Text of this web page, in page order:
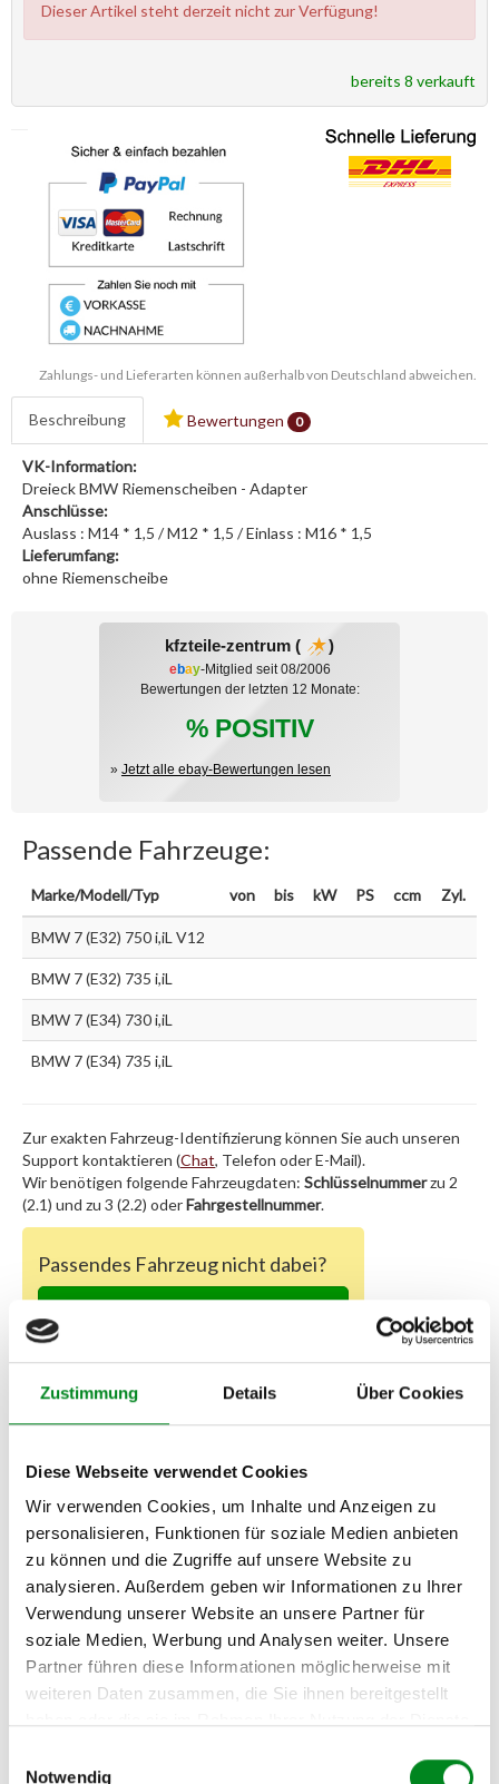
Zustimmung Details Über Cookies
Diese Webseite verwendet Cookies
Wir verwenden Cookies, um Inhalte und Anzeigen zu
personalisieren, Funktionen für soziale Medien anbieten
zu können und die Zugriffe auf unsere Website zu
analysieren. Außerdem geben wir Informationen zu Ihrer
Verwendung unserer Website an unsere Partner für
soziale Medien, Werbung und Analysen weiter. Unsere
Partner führen diese Informationen möglicherweise mit
weiteren Daten zusammen, die Sie ihnen bereitgestellt
Notwendig
Dieser Artikel steht derzeit nicht zur Verfügung!
bereits 8 verkauft
Zahlungs- und Lieferarten können außerhalb von Deutschland abweichen.
Beschreibung Bewertungen 0
VK-Information:
Dreieck BMW Riemenscheiben - Adapter
Anschlüsse:
Auslass : M14 * 1,5 / M12 * 1,5 / Einlass : M16 * 1,5
Lieferumfang:
ohne Riemenscheibe
kfzteile-zentrum ( )
ebay-Mitglied seit 08/2006
Bewertungen der letzten 12 Monate:
% POSITIV
» Jetzt alle ebay-Bewertungen lesen
Passende Fahrzeuge:
Marke/Modell/Typ von bis kW PS ccm Zyl.
BMW 7 (E32) 750 i,iL V12
BMW 7 (E32) 735 i,iL
BMW 7 (E34) 730 i,iL
BMW 7 (E34) 735 i,iL
Zur exakten Fahrzeug-Identifizierung können Sie auch unseren
Support kontaktieren (Chat, Telefon oder E-Mail).
Wir benötigen folgende Fahrzeugdaten: Schlüsselnummerzu 2
(2.1) und zu 3 (2.2) oderFahrgestellnummer.
Passendes Fahrzeug nicht dabei?
Fahrzeug-Suche für AT-Servopumpen»
Oder einfach
Hersteller/EU Verantwortliche
Hersteller
Unternehmensname:
TMC Turbolader Manufaktur Coesfeld
Adresse:
Am Wasserturm 55, Coesfeld, NRW, 48653, DE
E-Mail:
info@tmc-turbo.de
Telefon:
02541/8483601